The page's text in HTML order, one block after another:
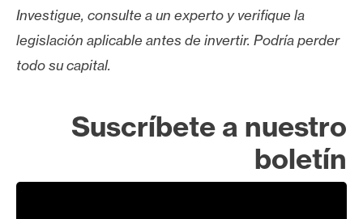
Investigue, consulte a un experto y verifique la
legislación aplicable antes de invertir. Podría perder
todo su capital.
Suscríbete a nuestro
boletín